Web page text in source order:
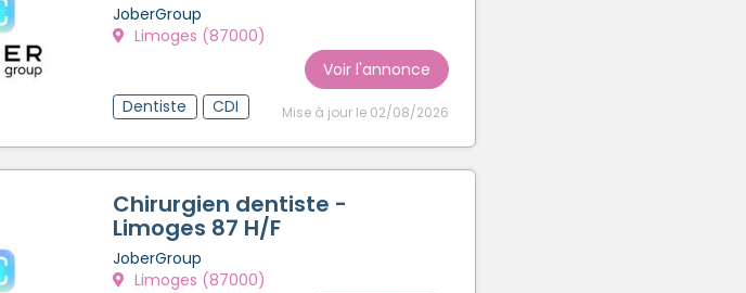
JoberGroup
Limoges (87000)
Voir l'annonce
Dentiste
CDI Mise à jour le 02/08/2026
Chirurgien dentiste -
Limoges 87 H/F
JoberGroup
Limoges (87000)